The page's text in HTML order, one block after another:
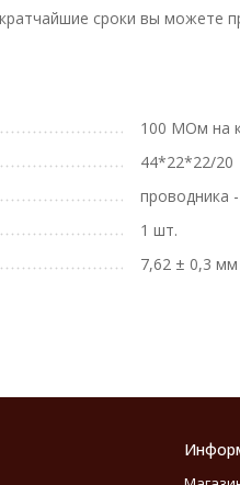
сроки вы можете
100 МОм на
44*22*22/20
проводника
1 шт.
7,62 ± 0,3 мм